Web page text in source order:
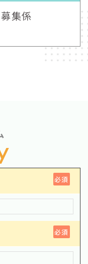
集係
必須
必須